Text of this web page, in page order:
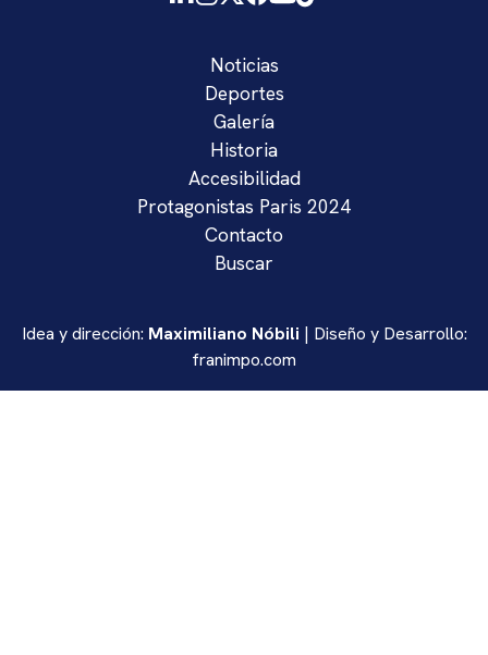
Noticias
Deportes
Galería
Historia
Accesibilidad
Protagonistas Paris 2024
Contacto
Buscar
Idea y dirección: Maximiliano Nóbili | Diseño y Desarrollo:
franimpo.com